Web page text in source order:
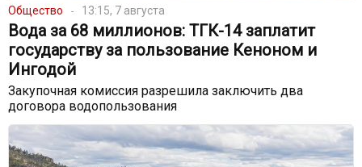
Общество 13:15, 7 августа
Вода за 68 миллионов: ТГК-14 заплатит
государству за пользование Кеноном и
Ингодой
Закупочная комиссия разрешила заключить два
договора водопользования